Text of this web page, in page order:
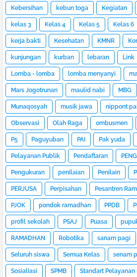
Kebersihan kebun toga Kegiatan
kelas 3 Kelas 4 Kelas 5 Kelas 6
kerja bakti Kesehatan KMNR
kunjungan kurban lebaran Link
Lomba - lomba lomba menyanyi
Mars Jogotrunan maulid nabi MBG
Munaqosyah musik jawa nippont
Observasi Olah Raga ombusmen
P5 Paguyuban PAI Pak yuda
Pelayanan Publik Pendaftaran
Pengukuran penilaian Penilain
PERJUSA Perpisahan Pesantren
PJOK pondok ramadhan PPDB
profil sekolah PSAJ Puasa
RAMADHAN Robotika sanam pagi
Seluruh siswa Semua Kelas senam
Sosialiasi SPMB Standart Pelayanan